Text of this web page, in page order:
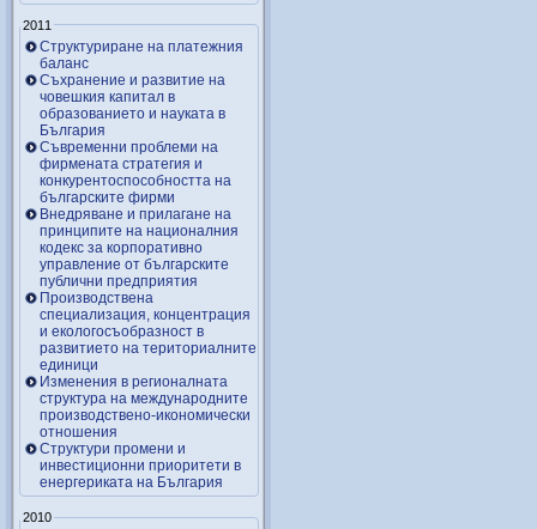
2011
Структуриране на платежния
баланс
Съхранение и развитие на
човешкия капитал в
образованието и науката в
България
Съвременни проблеми на
фирмената стратегия и
конкурентоспособността на
българските фирми
Внедряване и прилагане на
принципите на националния
кодекс за корпоративно
управление от българските
публични предприятия
Производствена
специализация, концентрация
и екологосъобразност в
развитието на териториалните
единици
Изменения в регионалната
структура на международните
производствено-икономически
отношения
Структури промени и
инвестиционни приоритети в
енергериката на България
2010